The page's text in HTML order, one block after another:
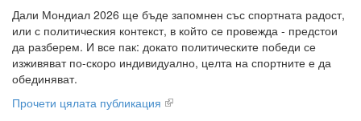
Дали Мондиал 2026 ще бъде запомнен със спортната радост,
или с политическия контекст, в който се провежда - предстои
да разберем. И все пак: докато политическите победи се
изживяват по-скоро индивидуално, целта на спортните е да
обединяват.
Прочети цялата публикация